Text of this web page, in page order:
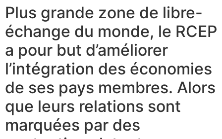
Plus grande zone de libre-
échange du monde, le RCEP
a pour but d’améliorer
l’intégration des économies
de ses pays membres. Alors
que leurs relations sont
marquées par des